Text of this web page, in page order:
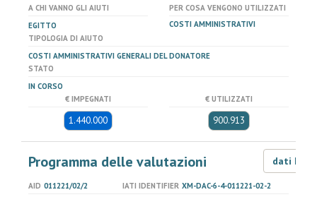
A CHI VANNO GLI AIUTI
EGITTO
PER COSA VENGONO UTILIZZATI
COSTI AMMINISTRATIVI
TIPOLOGIA DI AIUTO
COSTI AMMINISTRATIVI GENERALI DEL DONATORE
STATO
IN CORSO
€ IMPEGNATI
1.440.000
€ UTILIZZATI
900.913
Programma delle valutazioni dati LOD
AID 011221/02/2 IATI IDENTIFIER XM-DAC-6-4-011221-02-2